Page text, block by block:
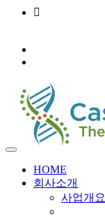
HOME
회사소개
사업개요